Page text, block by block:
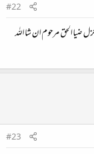
#22
ضیا الحق مرحوم ان شا اللہ
#23